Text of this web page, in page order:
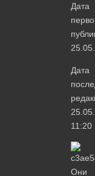
Дата
Дата
11:20
Они